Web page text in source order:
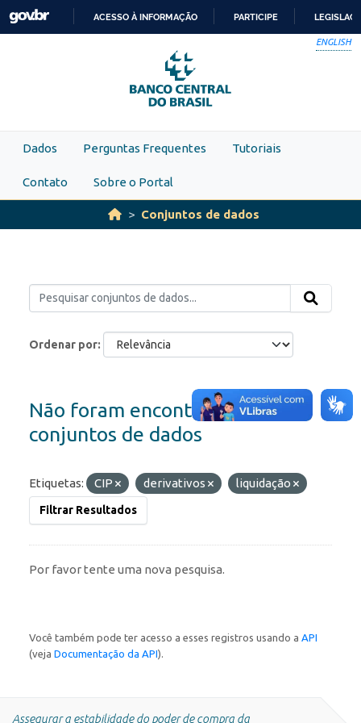
Skip to main content
PARA
O
CONTEÚDO
ACESSO À INFORMAÇÃO PARTICIPE
ENGLISH
Dados Perguntas Frequentes Tutoriais
Contato Sobre o Portal
Conjuntos de dados
Ordenar por
Não foram encontrados
conjuntos de dados
Etiquetas: CIP derivativos liquidação
Filtrar Resultados
Por favor tente uma nova pesquisa.
Você também pode ter acesso a esses registros usando a API
(veja Documentação da API).
Assegurar a estabilidade do poder de compra da